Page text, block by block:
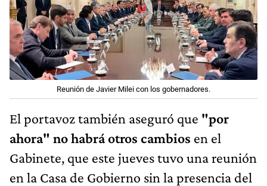
Reunión de Javier Milei con los gobernadores.
El portavoz también aseguró que "por
ahora" no habrá otros cambios en el
Gabinete, que este jueves tuvo una reunión
en la Casa de Gobierno sin la presencia del